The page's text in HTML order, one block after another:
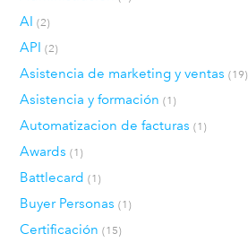
AI (2)
API (2)
Asistencia de marketing y ventas (19)
Asistencia y formación (1)
Automatizacion de facturas (1)
Awards (1)
Battlecard (1)
Buyer Personas (1)
Certificación (15)